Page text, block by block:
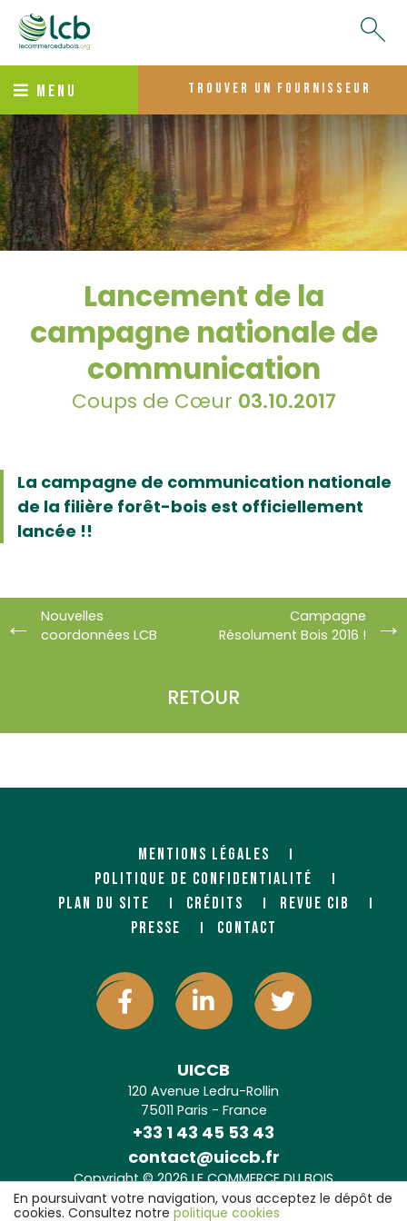
MENU trouver un fournisseur
Lancement de la
campagne nationale de
communication
Coups de Cœur 03.10.2017
La campagne de communication nationale
de la filière forêt-bois est officiellement
lancée !!
Nouvelles
coordonnées LCB
RETOUR
Campagne
Résolument Bois 2016 !
MENTIONS LÉGALES
POLITIQUE DE CONFIDENTIALITÉ
PLAN DU SITE
CRÉDITS
REVUE CIB
PRESSE
CONTACT
UICCB
120 Avenue Ledru-Rollin
75011 Paris - France
+33 1 43 45 53 43
contact@uiccb.fr
Copyright © 2026 LE COMMERCE DU BOIS
Agence web Paris: 6LAB
En poursuivant votre navigation, vous acceptez le dépôt de
cookies. Consultez notre politique cookies